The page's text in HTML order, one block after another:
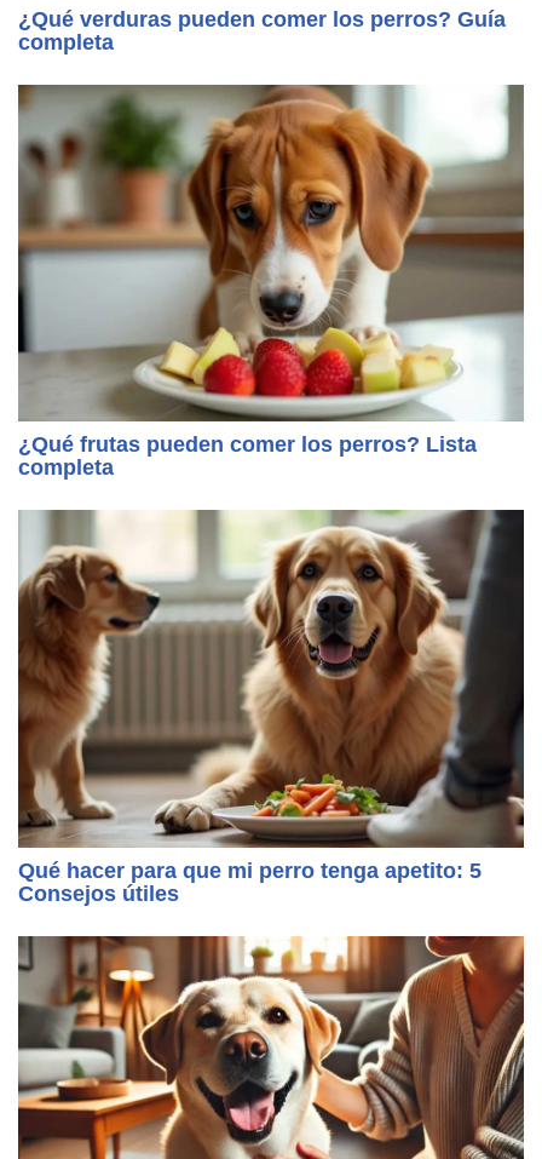
¿Qué verduras pueden comer los perros? Guía
completa
¿Qué frutas pueden comer los perros? Lista
completa
Qué hacer para que mi perro tenga apetito: 5
Consejos útiles